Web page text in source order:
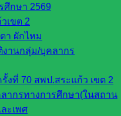
ศึกษา 2569
เขต 2
า ผักไหม
านกลุ่ม/บุคลากร
งที่ 70 สพป.สระแก้ว เขต 2
ากรทางการศึกษา(ในสถาน
ะเพศ